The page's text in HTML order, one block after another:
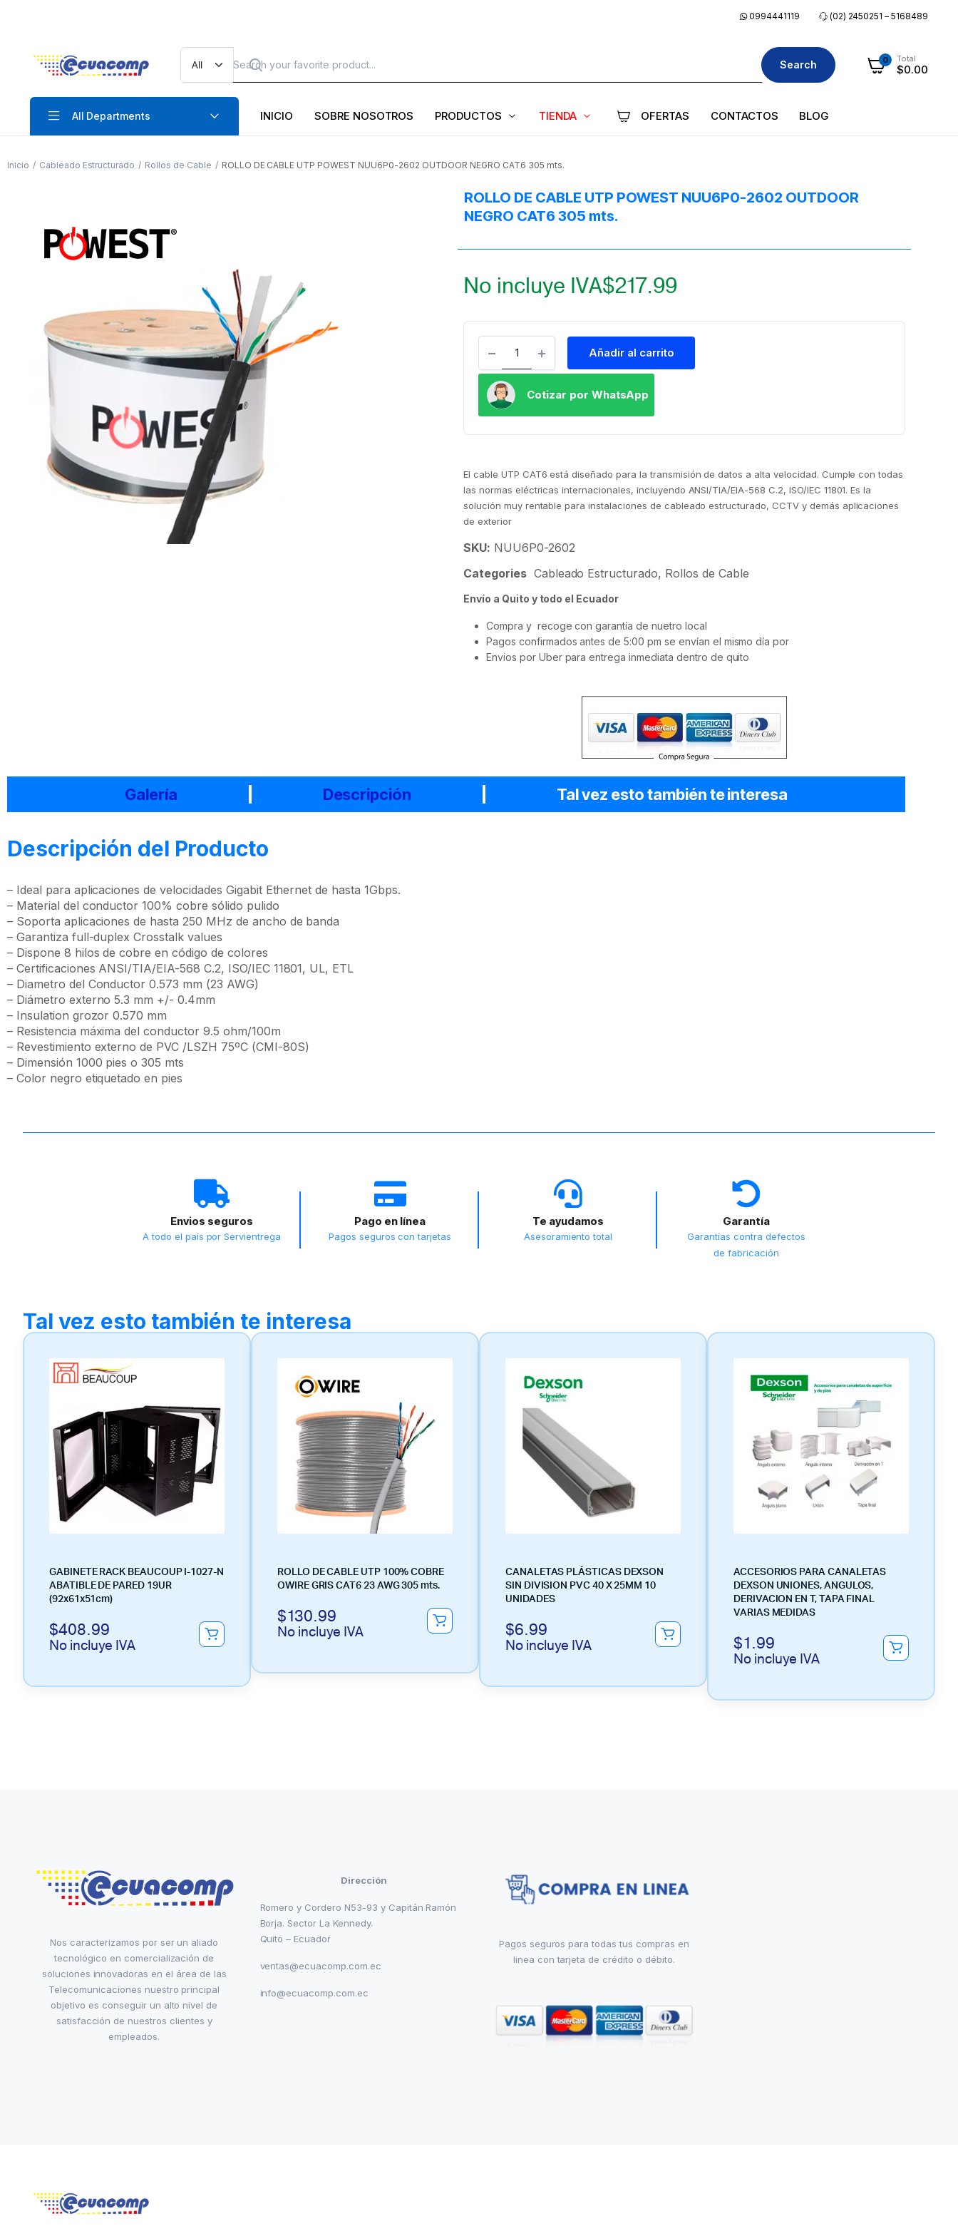
0994441119 (02) 2450251 – 5168489
Search 0 Total
$0.00
All Departments INICIO SOBRE NOSOTROS PRODUCTOS TIENDA OFERTAS CONTACTOS BLOG
Inicio Cableado Estructurado Rollos de Cable ROLLO DE CABLE UTP POWEST NUU6P0-2602 OUTDOOR NEGRO CAT6 305 mts.
ROLLO DE CABLE UTP POWEST NUU6P0-2602 OUTDOOR
NEGRO CAT6 305 mts.
$217.99
No incluye IVA
Añadir al carrito
Cotizar por WhatsApp
El cable UTP CAT6 está diseñado para la transmisión de datos a alta velocidad. Cumple con todas
las normas eléctricas internacionales, incluyendo ANSI/TIA/EIA-568 C.2, ISO/IEC 11801. Es la
solución muy rentable para instalaciones de cableado estructurado, CCTV y demás aplicaciones
de exterior
SKU: NUU6P0-2602
Categories Cableado Estructurado, Rollos de Cable
Envío a Quito y todo el Ecuador
Compra y recoge con garantía de nuetro local
Pagos confirmados antes de 5:00 pm se envían el mismo día por
Envios por Uber para entrega inmediata dentro de quito
Galería Descripción Tal vez esto también te interesa
Descripción del Producto
– Ideal para aplicaciones de velocidades Gigabit Ethernet de hasta 1Gbps.
– Material del conductor 100% cobre sólido pulido
– Soporta aplicaciones de hasta 250 MHz de ancho de banda
– Garantiza full-duplex Crosstalk values
– Dispone 8 hilos de cobre en código de colores
– Certificaciones ANSI/TIA/EIA-568 C.2, ISO/IEC 11801, UL, ETL
– Diametro del Conductor 0.573 mm (23 AWG)
– Diámetro externo 5.3 mm +/- 0.4mm
– Insulation grozor 0.570 mm
– Resistencia máxima del conductor 9.5 ohm/100m
– Revestimiento externo de PVC /LSZH 75ºC (CMI-80S)
– Dimensión 1000 pies o 305 mts
– Color negro etiquetado en pies
Envios seguros
A todo el país por Servientrega
Pago en línea
Pagos seguros con tarjetas
Te ayudamos
Asesoramiento total
Garantía
Garantías contra defectos
de fabricación
Tal vez esto también te interesa
GABINETE RACK BEAUCOUP I-1027-N
ABATIBLE DE PARED 19UR
(92x61x51cm)
$408.99
No incluye IVA
ROLLO DE CABLE UTP 100% COBRE
OWIRE GRIS CAT6 23 AWG 305 mts.
$130.99
No incluye IVA
CANALETAS PLÁSTICAS DEXSON
SIN DIVISION PVC 40 X 25MM 10
UNIDADES
$6.99
No incluye IVA
ACCESORIOS PARA CANALETAS
DEXSON UNIONES, ANGULOS,
DERIVACION EN T, TAPA FINAL
VARIAS MEDIDAS
$1.99
No incluye IVA
Nos caracterizamos por ser un aliado
tecnológico en comercialización de
soluciones innovadoras en el área de las
Telecomunicaciones nuestro principal
objetivo es conseguir un alto nivel de
satisfacción de nuestros clientes y
empleados.
Dirección
Romero y Cordero N53-93 y Capitán Ramón
Borja. Sector La Kennedy.
Quito – Ecuador
ventas@ecuacomp.com.ec
info@ecuacomp.com.ec
Pagos seguros para todas tus compras en
linea con tarjeta de crédito o débito.